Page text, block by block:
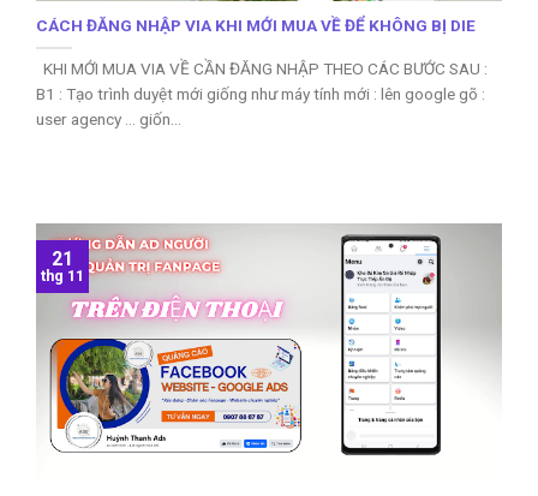
CÁCH ĐĂNG NHẬP VIA KHI MỚI MUA VỀ ĐỂ KHÔNG BỊ DIE
KHI MỚI MUA VIA VỀ CẦN ĐĂNG NHẬP THEO CÁC BƯỚC SAU :
B1 : Tạo trình duyệt mới giống như máy tính mới : lên google gõ :
user agency … giốn...
21
thg 11